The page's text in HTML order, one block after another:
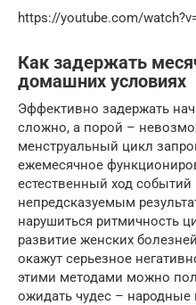
https://youtube.com/
Как задержать
домашних условиях
Эффективно задержать
сложно, а порой –
менструальный цикл
ежемесячное
естественный ход событий
непредсказуемым
нарушиться ритмичность
развитие женских
окажут серьезное
этими методами можно
ожидать чудес – народные